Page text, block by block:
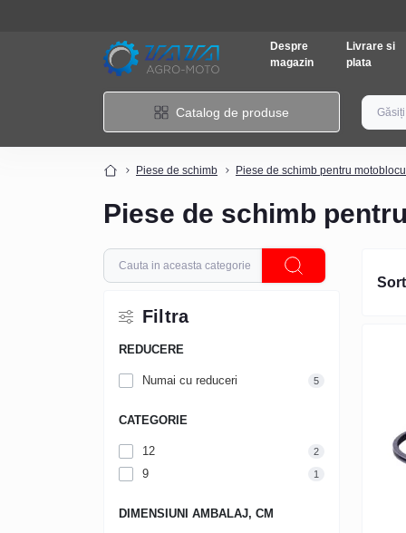
Despre
magazin
Livrare si
plata
Catalog de produse
Piese de schimb Piese de schimb pentru
Piese de schimb
Filtra
REDUCERE
Numai cu reduceri 5
CATEGORIE
12 2
9 1
DIMENSIUNI AMBALAJ, CM